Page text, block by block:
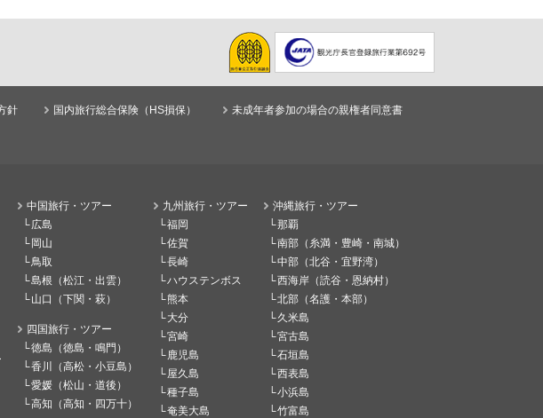
針 国内旅行総合保険（HS損保） 未成年者参加の場合の親権者同意書
中国旅行・ツアー
広島
岡山
鳥取
島根（松江・出雲）
山口（下関・萩）
四国旅行・ツアー
徳島（徳島・鳴門）
香川（高松・小豆島）
愛媛（松山・道後）
高知（高知・四万十）
九州旅行・ツアー
福岡
佐賀
長崎
ハウステンボス
熊本
大分
宮崎
鹿児島
屋久島
種子島
奄美大島
沖縄旅行・ツアー
那覇
南部（糸満・豊崎・南城）
中部（北谷・宜野湾）
西海岸（読谷・恩納村）
北部（名護・本部）
久米島
宮古島
石垣島
西表島
小浜島
竹富島